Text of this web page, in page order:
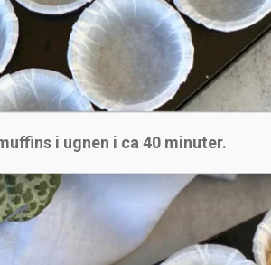
i ugnen i ca 40 minuter.